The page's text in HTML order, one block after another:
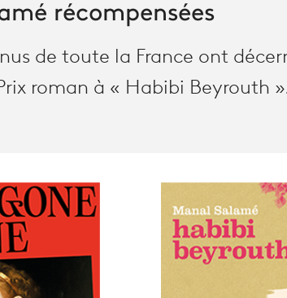
récompensées
de toute la France ont
roman à « Habibi Beyrouth